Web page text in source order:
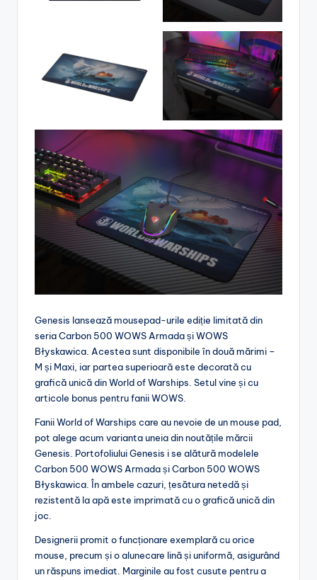
Genesis lansează mousepad-urile ediție limitată din
seria Carbon 500 WOWS Armada și WOWS
Błyskawica. Acestea sunt disponibile în două mărimi –
M și Maxi, iar partea superioară este decorată cu
grafică unică din World of Warships. Setul vine și cu
articole bonus pentru fanii WOWS.
Fanii World of Warships care au nevoie de un mouse pad,
pot alege acum varianta uneia din noutățile mărcii
Genesis. Portofoliului Genesis i se alătură modelele
Carbon 500 WOWS Armada și Carbon 500 WOWS
Błyskawica. În ambele cazuri, țesătura netedă și
rezistentă la apă este imprimată cu o grafică unică din
joc.
Designerii promit o funcționare exemplară cu orice
mouse, precum și o alunecare lină și uniformă, asigurând
un răspuns imediat. Marginile au fost cusute pentru a